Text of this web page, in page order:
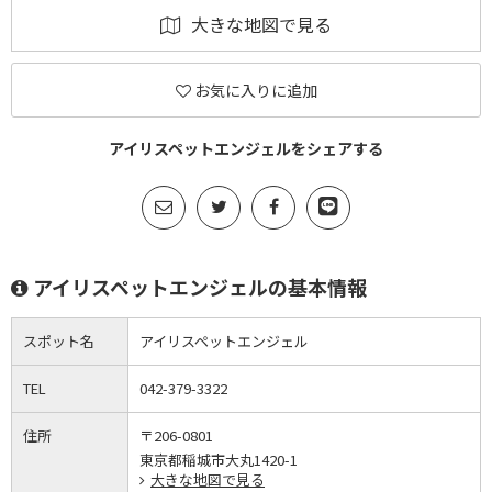
大きな地図で見る
お気に入りに追加
アイリスペットエンジェルをシェアする
アイリスペットエンジェルの基本情報
スポット名 アイリスペットエンジェル
TEL 042-379-3322
住所
〒206-0801
東京都稲城市大丸1420-1
大きな地図で見る